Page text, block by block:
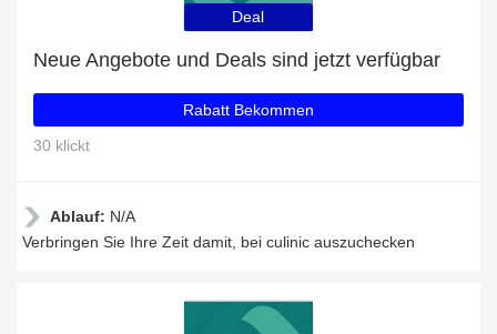
Deal
Neue Angebote und Deals sind jetzt verfügbar
Rabatt Bekommen
30 klickt
Ablauf: N/A
Verbringen Sie Ihre Zeit damit, bei culinic auszuchecken